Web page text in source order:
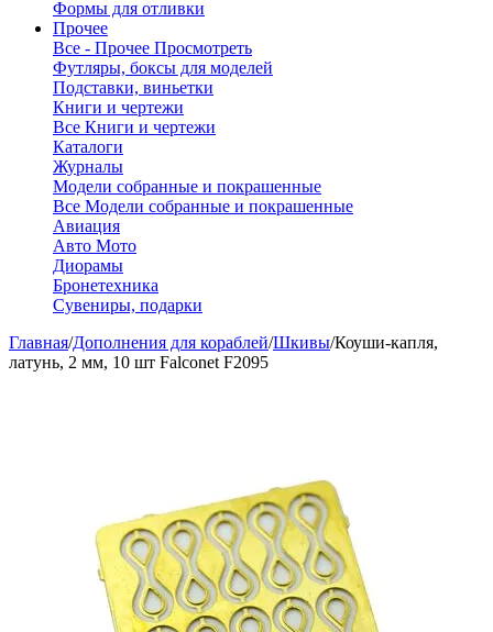
Формы для отливки
Прочее
Все - Прочее Просмотреть
Футляры, боксы для моделей
Подставки, виньетки
Книги и чертежи
Все Книги и чертежи
Каталоги
Журналы
Модели собранные и покрашенные
Все Модели собранные и покрашенные
Авиация
Авто Мото
Диорамы
Бронетехника
Сувениры, подарки
Главная/Дополнения для кораблей/Шкивы/Коуши-капля,
латунь, 2 мм, 10 шт Falconet F2095